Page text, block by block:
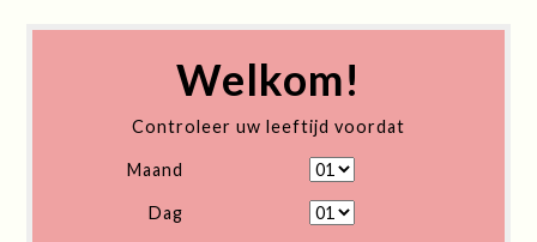
Welkom!
Controleer uw leeftijd voordat
Maand
Dag